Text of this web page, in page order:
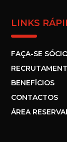
LINKS
FAÇA-SE
BENEFÍCIOS
CONTACTOS
ÁREA